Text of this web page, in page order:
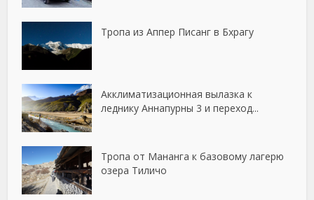
Тропа из Аппер Писанг в Бхрагу
Акклиматизационная вылазка к
леднику Аннапурны 3 и переход...
Тропа от Мананга к базовому лагерю
озера Тиличо